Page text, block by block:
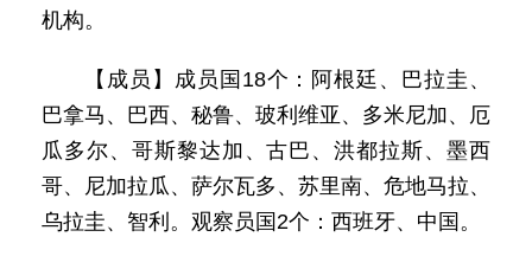
机构。
【成员】成员国18个：阿根廷、巴拉圭、
巴拿马、巴西、秘鲁、玻利维亚、多米尼加、厄
瓜多尔、哥斯黎达加、古巴、洪都拉斯、墨西
哥、尼加拉瓜、萨尔瓦多、苏里南、危地马拉、
乌拉圭、智利。观察员国2个：西班牙、中国。